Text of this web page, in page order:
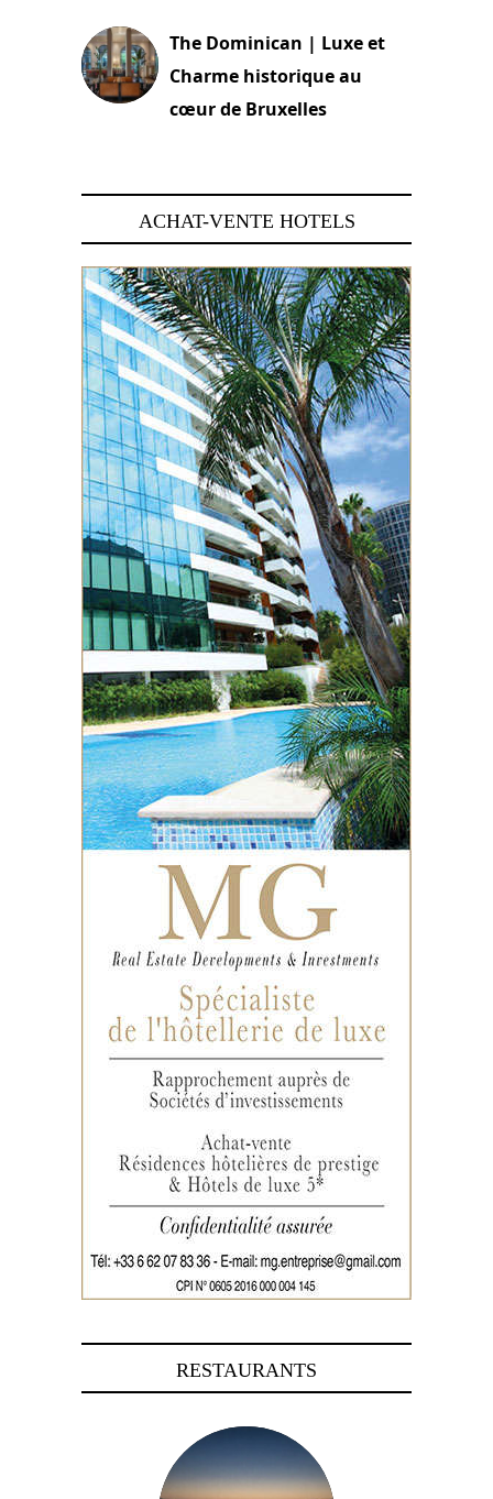
The Dominican | Luxe et
Charme historique au
cœur de Bruxelles
ACHAT-VENTE HOTELS
RESTAURANTS